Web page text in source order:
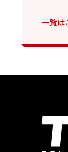
一覧は